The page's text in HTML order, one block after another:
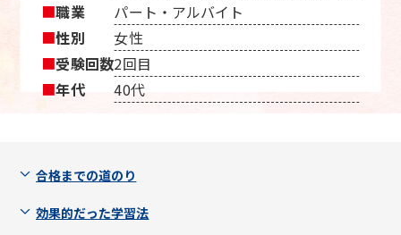
■職業
パート・アルバイト
■性別
女性
■受験回数2回目
■年代 40代
合格までの道のり
効果的だった学習法